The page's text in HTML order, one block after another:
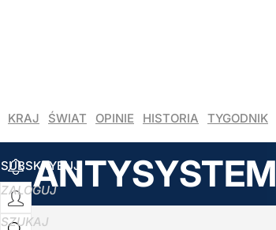
KRAJ ŚWIAT OPINIE HISTORIA TYGODNIK
SUBSKRYBUJ
ZALOGUJ
SZUKAJ
ANTYSYSTEM